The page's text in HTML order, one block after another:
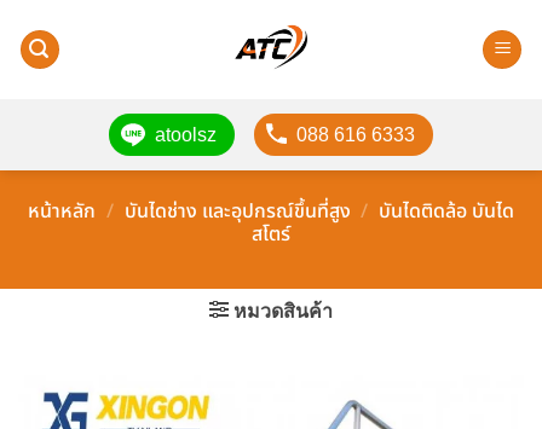
atoolsz
088 616 6333
หน้าหลัก / บันไดช่าง และอุปกรณ์ขึ้นที่สูง / บันไดติดล้อ บันได
สโตร์
หมวดสินค้า